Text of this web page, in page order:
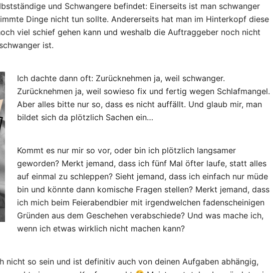
und Schwangere befindet: Einerseits ist man schwanger
Dinge nicht tun sollte. Andererseits hat man im Hinterkopf diese
viel schief gehen kann und weshalb die Auftraggeber noch nicht
ist.
Ich dachte dann oft: Zurücknehmen ja, weil schwanger.
Zurücknehmen ja, weil sowieso fix und fertig wegen Schlafmangel.
Aber alles bitte nur so, dass es nicht auffällt. Und glaub mir, man
bildet sich da plötzlich Sachen ein…
Kommt es nur mir so vor, oder bin ich plötzlich langsamer
geworden? Merkt jemand, dass ich fünf Mal öfter laufe, statt alles
auf einmal zu schleppen? Sieht jemand, dass ich einfach nur müde
bin und könnte dann komische Fragen stellen? Merkt jemand, dass
ich mich beim Feierabendbier mit irgendwelchen fadenscheinigen
Gründen aus dem Geschehen verabschiede? Und was mache ich,
wenn ich etwas wirklich nicht machen kann?
nicht so sein und ist definitiv auch von deinen Aufgaben abhängig,